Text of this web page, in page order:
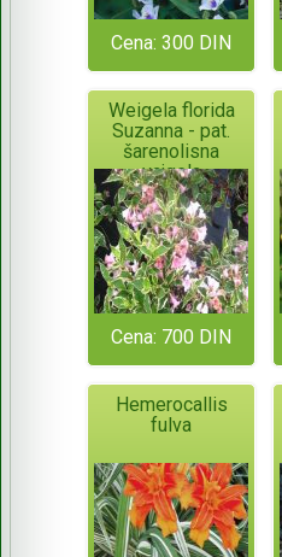
Cena: 300 DIN
Weigela florida
Suzanna - pat.
šarenolisna
vajgela
Cena: 700 DIN
Hemerocallis
fulva